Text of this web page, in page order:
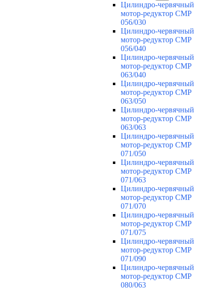
Цилиндро-червячный
мотор-редуктор CMP
056/030
Цилиндро-червячный
мотор-редуктор CMP
056/040
Цилиндро-червячный
мотор-редуктор CMP
063/040
Цилиндро-червячный
мотор-редуктор CMP
063/050
Цилиндро-червячный
мотор-редуктор CMP
063/063
Цилиндро-червячный
мотор-редуктор CMP
071/050
Цилиндро-червячный
мотор-редуктор CMP
071/063
Цилиндро-червячный
мотор-редуктор CMP
071/070
Цилиндро-червячный
мотор-редуктор CMP
071/075
Цилиндро-червячный
мотор-редуктор CMP
071/090
Цилиндро-червячный
мотор-редуктор CMP
080/063